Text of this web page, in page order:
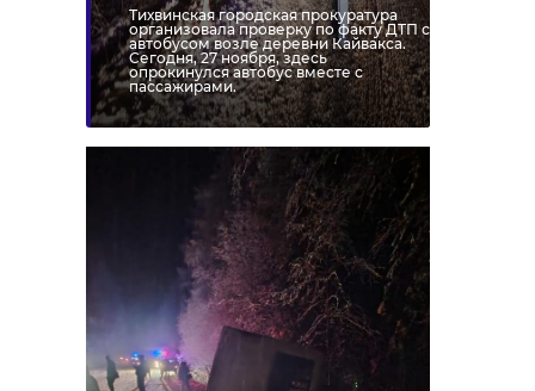
Тихвинская городская прокуратура
организовала проверку по факту ДТП с
автобусом возле деревни Кайвакса.
Сегодня, 27 ноября, здесь
опрокинулся автобус вместе с
пассажирами.
прокуратура
Поделиться статьей: